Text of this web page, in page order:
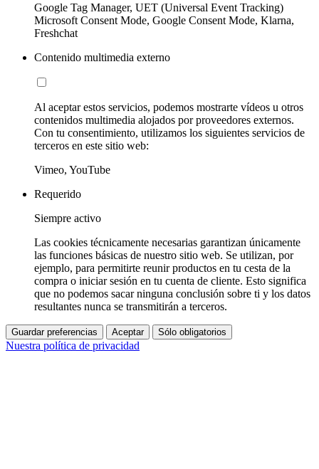
Google Tag Manager, UET (Universal Event Tracking)
Microsoft Consent Mode, Google Consent Mode, Klarna,
Freshchat
Contenido multimedia externo
Al aceptar estos servicios, podemos mostrarte vídeos u otros
contenidos multimedia alojados por proveedores externos.
Con tu consentimiento, utilizamos los siguientes servicios de
terceros en este sitio web:
Vimeo, YouTube
Requerido
Siempre activo
Las cookies técnicamente necesarias garantizan únicamente
las funciones básicas de nuestro sitio web. Se utilizan, por
ejemplo, para permitirte reunir productos en tu cesta de la
compra o iniciar sesión en tu cuenta de cliente. Esto significa
que no podemos sacar ninguna conclusión sobre ti y los datos
resultantes nunca se transmitirán a terceros.
Guardar preferencias Aceptar Sólo obligatorios
Nuestra política de privacidad